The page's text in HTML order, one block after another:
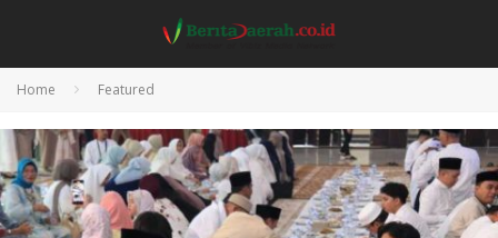
Home Featured